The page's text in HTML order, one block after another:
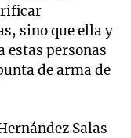
sino que ella y
estas personas
de arma de
Salas